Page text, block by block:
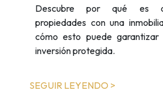
Descubre por qué es
propiedades con una
cómo esto puede garantizar
inversión protegida.
SEGUIR LEYENDO >